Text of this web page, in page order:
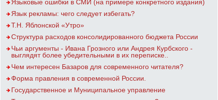
Языковые ошибки в СМИ (на примере конкретного издания)
Язык рекламы: чего следует избегать?
Т.Н. Яблонской «Утро»
Структура расходов консолидированного бюджета России
Чьи аргументы - Ивана Грозного или Андрея Курбского -
выглядят более убедительными в их переписке..
Чем интересен Базаров для современного читателя?
Форма правления в современной России.
Государственное и Муниципальное управление